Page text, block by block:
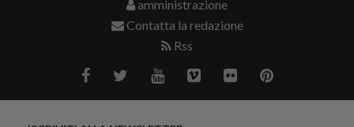
amministrazione
Contatta la redazione
Rss